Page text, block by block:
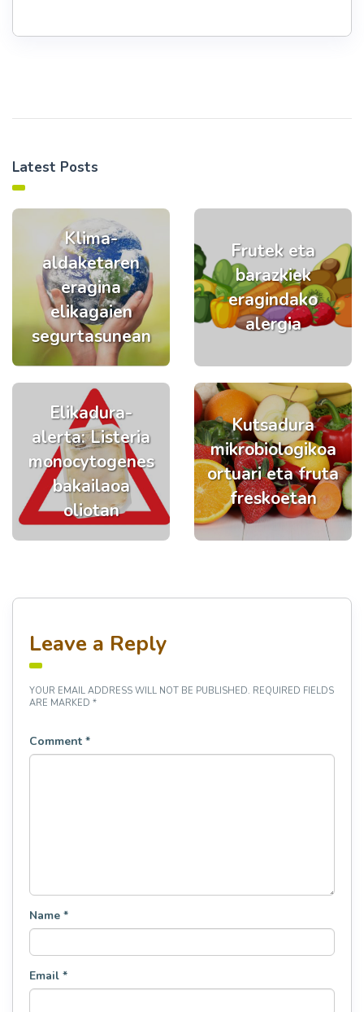
Latest Posts
Klima-
aldaketaren
eragina
elikagaien
segurtasunean
Frutek eta
barazkiek
eragindako
alergia
Elikadura-
alerta: Listeria
monocytogenes
bakailaoa
oliotan
Kutsadura
mikrobiologikoa
ortuari eta fruta
freskoetan
Leave a Reply
YOUR EMAIL ADDRESS WILL NOT BE PUBLISHED. REQUIRED FIELDS
ARE MARKED *
Comment *
Name *
Email *